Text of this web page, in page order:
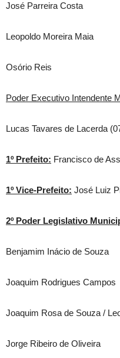
José Parreira Costa
Leopoldo Moreira Maia
Osório Reis
Poder Executivo Intendente
Lucas Tavares de Lacerda
1º Prefeito: Francisco de
1º Vice-Prefeito: José Luiz
2º Poder Legislativo
Benjamim Inácio de Souza
Joaquim Rodrigues Campos
Joaquim Rosa de Souza /
Jorge Ribeiro de Oliveira